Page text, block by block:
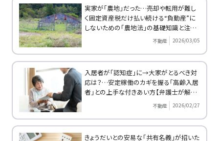
実家が「農地」だった…売却や転用が難し
く固定資産税だけ払い続ける“負動産”に
しないための「農地法」の基礎知識と注意
不動産 2026/03/05
入居者が「認知症」に→大家がとるべき対
応は？…安定稼働のカギを握る「高齢入居
者」との上手な付きあい方【弁護士が解
不動産 2026/02/27
きょうだいとの安易な「共有名義」が招いた